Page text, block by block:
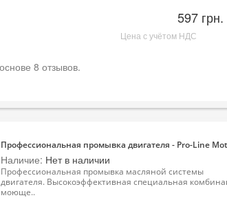
597 грн.
Цена с учётом НДС
Профессиональная промывка двигателя - Pro-Line
Наличие: Нет в наличии
Профессиональная промывка масляной системы
двигателя. Высокоэффективная специальная
моюще..